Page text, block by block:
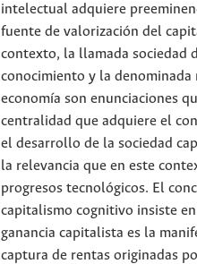
intelectual adquiere
fuente de valorización del
contexto, la llamada sociedad
conocimiento y la denominada
economía son enunciaciones
centralidad que adquiere el
el desarrollo de la sociedad
la relevancia que en este
progresos tecnológicos. El
capitalismo cognitivo insiste
ganancia capitalista es la
captura de rentas originadas